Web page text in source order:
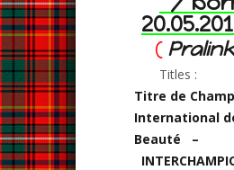
(
Titles :
Titre de
International
Beauté –